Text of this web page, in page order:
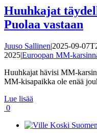
Huuhkajat
Puolaa vastaan
Juuso Sallinen|2025-09-
2025|Euroopan MM-
Huuhkajat hävisi MM-
MM-kisapaikka ole enää
Lue lisää
0